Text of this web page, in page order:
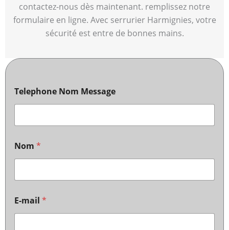
contactez-nous dès maintenant. remplissez notre
formulaire en ligne. Avec serrurier Harmignies, votre
sécurité est entre de bonnes mains.
Telephone Nom Message
Nom *
E-mail *